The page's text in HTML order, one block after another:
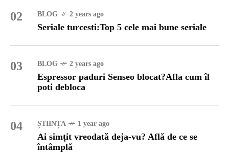
02 BLOG 2 years ago
Seriale turcesti:Top 5 cele mai bune seriale
03 BLOG 2 years ago
Espressor paduri Senseo blocat?Afla cum îl
poti debloca
04 ȘTIINȚA 1 year ago
Ai simțit vreodată deja-vu? Află de ce se
întâmplă